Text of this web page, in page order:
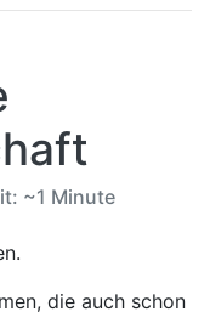
~1 Minute
die auch schon